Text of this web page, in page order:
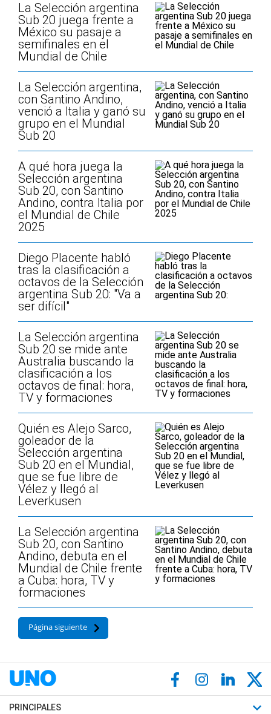
La Selección argentina
Sub 20 juega frente a
México su pasaje a
semifinales en el
Mundial de Chile
La Selección argentina,
con Santino Andino,
venció a Italia y ganó su
grupo en el Mundial
Sub 20
A qué hora juega la
Selección argentina
Sub 20, con Santino
Andino, contra Italia por
el Mundial de Chile
2025
Diego Placente habló
tras la clasificación a
octavos de la Selección
argentina Sub 20: "Va a
ser difícil"
La Selección argentina
Sub 20 se mide ante
Australia buscando la
clasificación a los
octavos de final: hora,
TV y formaciones
Quién es Alejo Sarco,
goleador de la
Selección argentina
Sub 20 en el Mundial,
que se fue libre de
Vélez y llegó al
Leverkusen
La Selección argentina
Sub 20, con Santino
Andino, debuta en el
Mundial de Chile frente
a Cuba: hora, TV y
formaciones
Página siguiente
PRINCIPALES